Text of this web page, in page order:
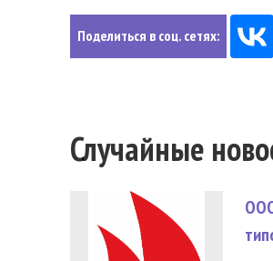
Поделиться в соц. сетях:
Случайные